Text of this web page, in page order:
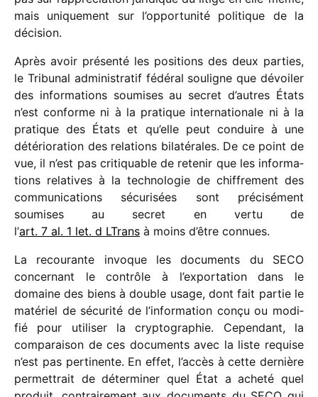
mais unique­ment sur l’opportunité poli­tique de la
décision.
Après avoir présenté les posi­tions des deux parties,
le Tribunal admi­nis­tra­tif fédé­ral souligne que dévoi­ler
des infor­ma­tions soumises au secret d’autres États
n’est conforme ni à la pratique inter­na­tio­nale ni à la
pratique des États et qu’elle peut conduire à une
dété­rio­ra­tion des rela­tions bila­té­rales. De ce point de
vue, il n’est pas criti­quable de rete­nir que les infor­ma­
tions rela­tives à la tech­no­lo­gie de chif­fre­ment des
commu­ni­ca­tions sécu­ri­sées sont préci­sé­ment
soumises au secret en vertu de
l’art. 7 al. 1 let. d LTrans à moins d’être connues.
La recou­rante invoque les docu­ments du SECO
concer­nant le contrôle à l’exportation dans le
domaine des biens à double usage, dont fait partie le
maté­riel de sécu­rité de l’information conçu ou modi­
fié pour utili­ser la cryp­to­gra­phie. Cependant, la
compa­rai­son de ces docu­ments avec la liste requise
n’est pas perti­nente. En effet, l’accès à cette dernière
permet­trait de déter­mi­ner quel État a acheté quel